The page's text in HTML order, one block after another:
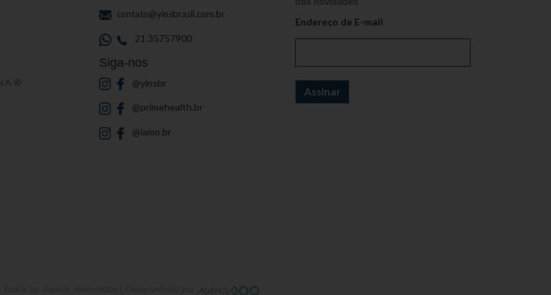
contato@yinsbrasil.com.br
21 35757900
Siga-nos
@yinsbr
@primehealth.br
@iamo.br
Endereço de E-mail